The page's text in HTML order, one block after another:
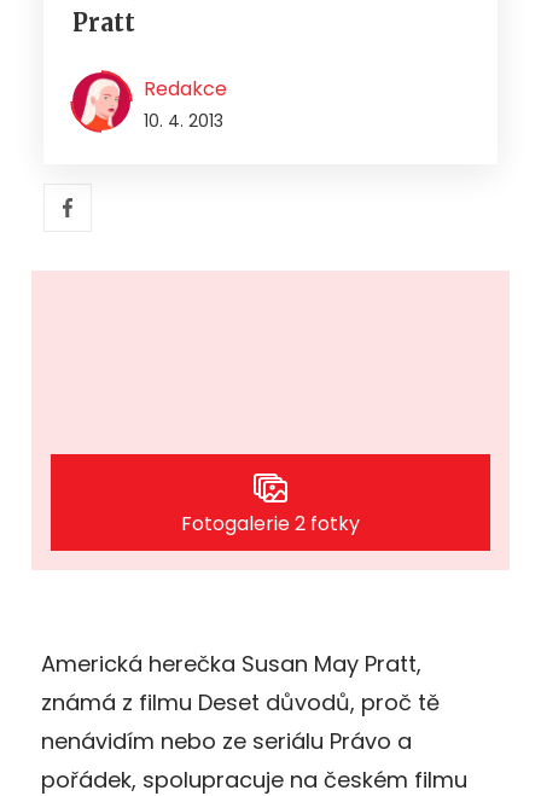
Pratt
Redakce
10. 4. 2013
Fotogalerie 2 fotky
Americká herečka Susan May Pratt,
známá z filmu Deset důvodů, proč tě
nenávidím nebo ze seriálu Právo a
pořádek, spolupracuje na českém filmu